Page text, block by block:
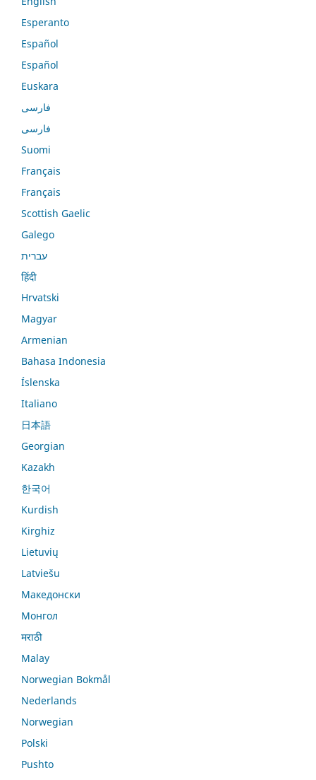
Esperanto
Español
Español
Euskara
فارسی
فارسی
Suomi
Français
Français
Scottish Gaelic
Galego
עברית
हिंदी
Hrvatski
Magyar
Armenian
Bahasa Indonesia
Íslenska
Italiano
日本語
Georgian
Kazakh
한국어
Kurdish
Kirghiz
Lietuvių
Latviešu
Македонски
Монгол
मराठी
Malay
Norwegian Bokmål
Nederlands
Norwegian
Polski
Pushto